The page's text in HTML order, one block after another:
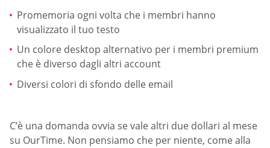
Promemoria ogni volta che i membri hanno
visualizzato il tuo testo
Un colore desktop alternativo per i membri premium
che è diverso dagli altri account
Diversi colori di sfondo delle email
C’è una domanda ovvia se vale altri due dollari al mese
su OurTime. Non pensiamo che per niente, come alla